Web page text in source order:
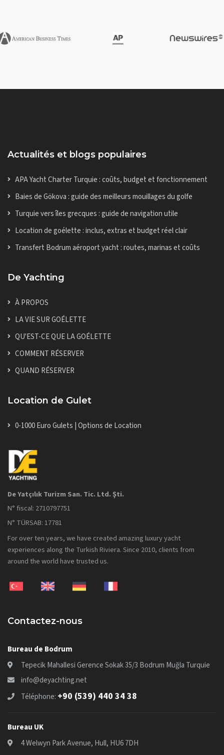
Actualités et blogs populaires
APA Yacht Charter Turquie : coûts, budget et fonctionnement
Baies de Gökova : guide des meilleurs mouillages du golfe
Turquie vers îles grecques : guide de navigation utile
Location de goélette : inclus, extras et budget réel clair
Transfert Bodrum aéroport yacht : routes, marinas et coûts
De Yachting
À PROPOS
LA VIE SUR GOÉLETTE
QU'EST-CE QUE LA GOÉLETTE
COMMENT RÉSERVER
QUAND RÉSERVER
Location de Gulet
0-1000 Euro Gulets | Options de Location
De Yatçılık Turizm San. Tic. Ltd. Şti.
N° fiscal: 2710797751
N° TÜRSAB: 17781
For over ten years, we have created amazing luxury yacht
experiences along the Turkish Riviera. Since 2010, clients from
around the world have trusted us.
Contactez-nous
Bureau de Bodrum
Tepecik Mahallesi Gerence Sokak 35/3 Bodrum Muğla Turquie
info@deyachting.net
Téléphone: +90 (539) 440 34 38
Bureau UK
4 Welwyn Park Avenue, Hull, HU6 7DH